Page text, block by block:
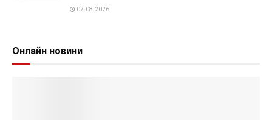
07.08.2026
Онлайн новини